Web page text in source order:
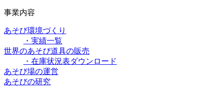
事業内容
あそび環境づくり
・実績一覧
世界のあそび道具の販売
・在庫状況表ダウンロード
あそび場の運営
あそびの研究